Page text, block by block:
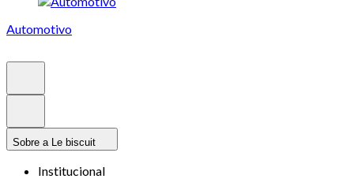
Automotivo
Sobre a Le biscuit
Institucional